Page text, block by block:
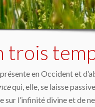
trois
en Occident et
qui, elle, se laisse
l’infinité divine et de ne